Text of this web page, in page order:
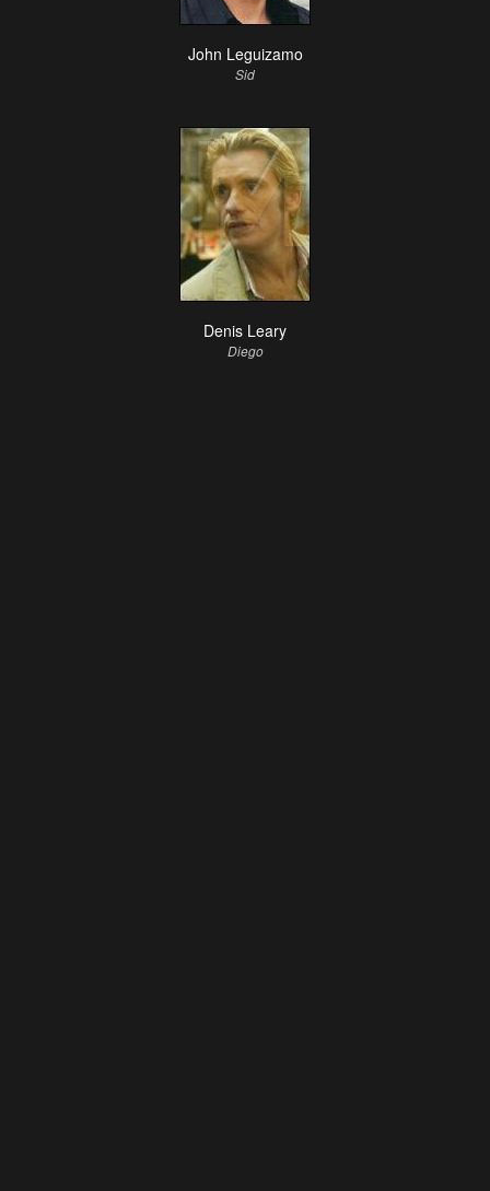
John Leguizamo
Sid
Denis Leary
Diego